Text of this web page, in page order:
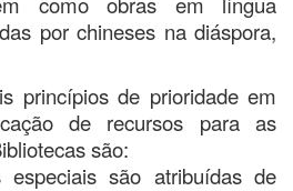
por chineses na diáspora,
princípios de prioridade em
de recursos para as
são:
são atribuídas de